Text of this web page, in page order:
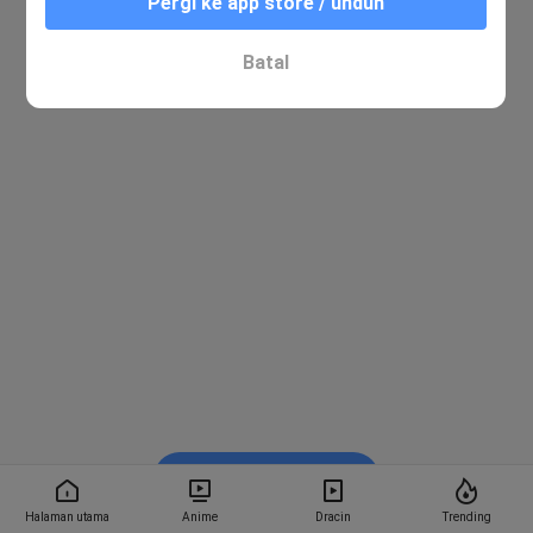
Halaman utama Anime Dracin Trending
Nonton di Bstation
Batal